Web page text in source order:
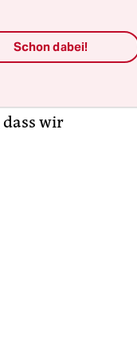
dass wir
Schon dabei!